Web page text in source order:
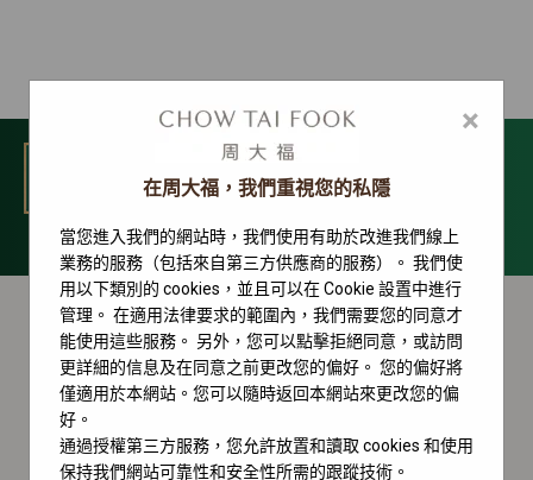
選單
勞力士配飾
×
在周大福，我們重視您的私隱
當您進入我們的網站時，我們使用有助於改進我們線上
業務的服務（包括來自第三方供應商的服務）。 我們使
用以下類別的 cookies，並且可以在 Cookie 設置中進行
管理。 在適用法律要求的範圍內，我們需要您的同意才
能使用這些服務。 另外，您可以點擊拒絕同意，或訪問
更詳細的信息及在同意之前更改您的偏好。 您的偏好將
僅適用於本網站。您可以隨時返回本網站來更改您的偏
好。
通過授權第三方服務，您允許放置和讀取 cookies 和使用
保持我們網站可靠性和安全性所需的跟蹤技術。